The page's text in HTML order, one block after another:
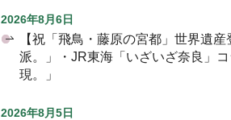
2026年8月6日
【祝「飛鳥・藤原の宮都」世界遺
派。」・JR東海「いざいざ奈良」
現。」
2026年8月5日